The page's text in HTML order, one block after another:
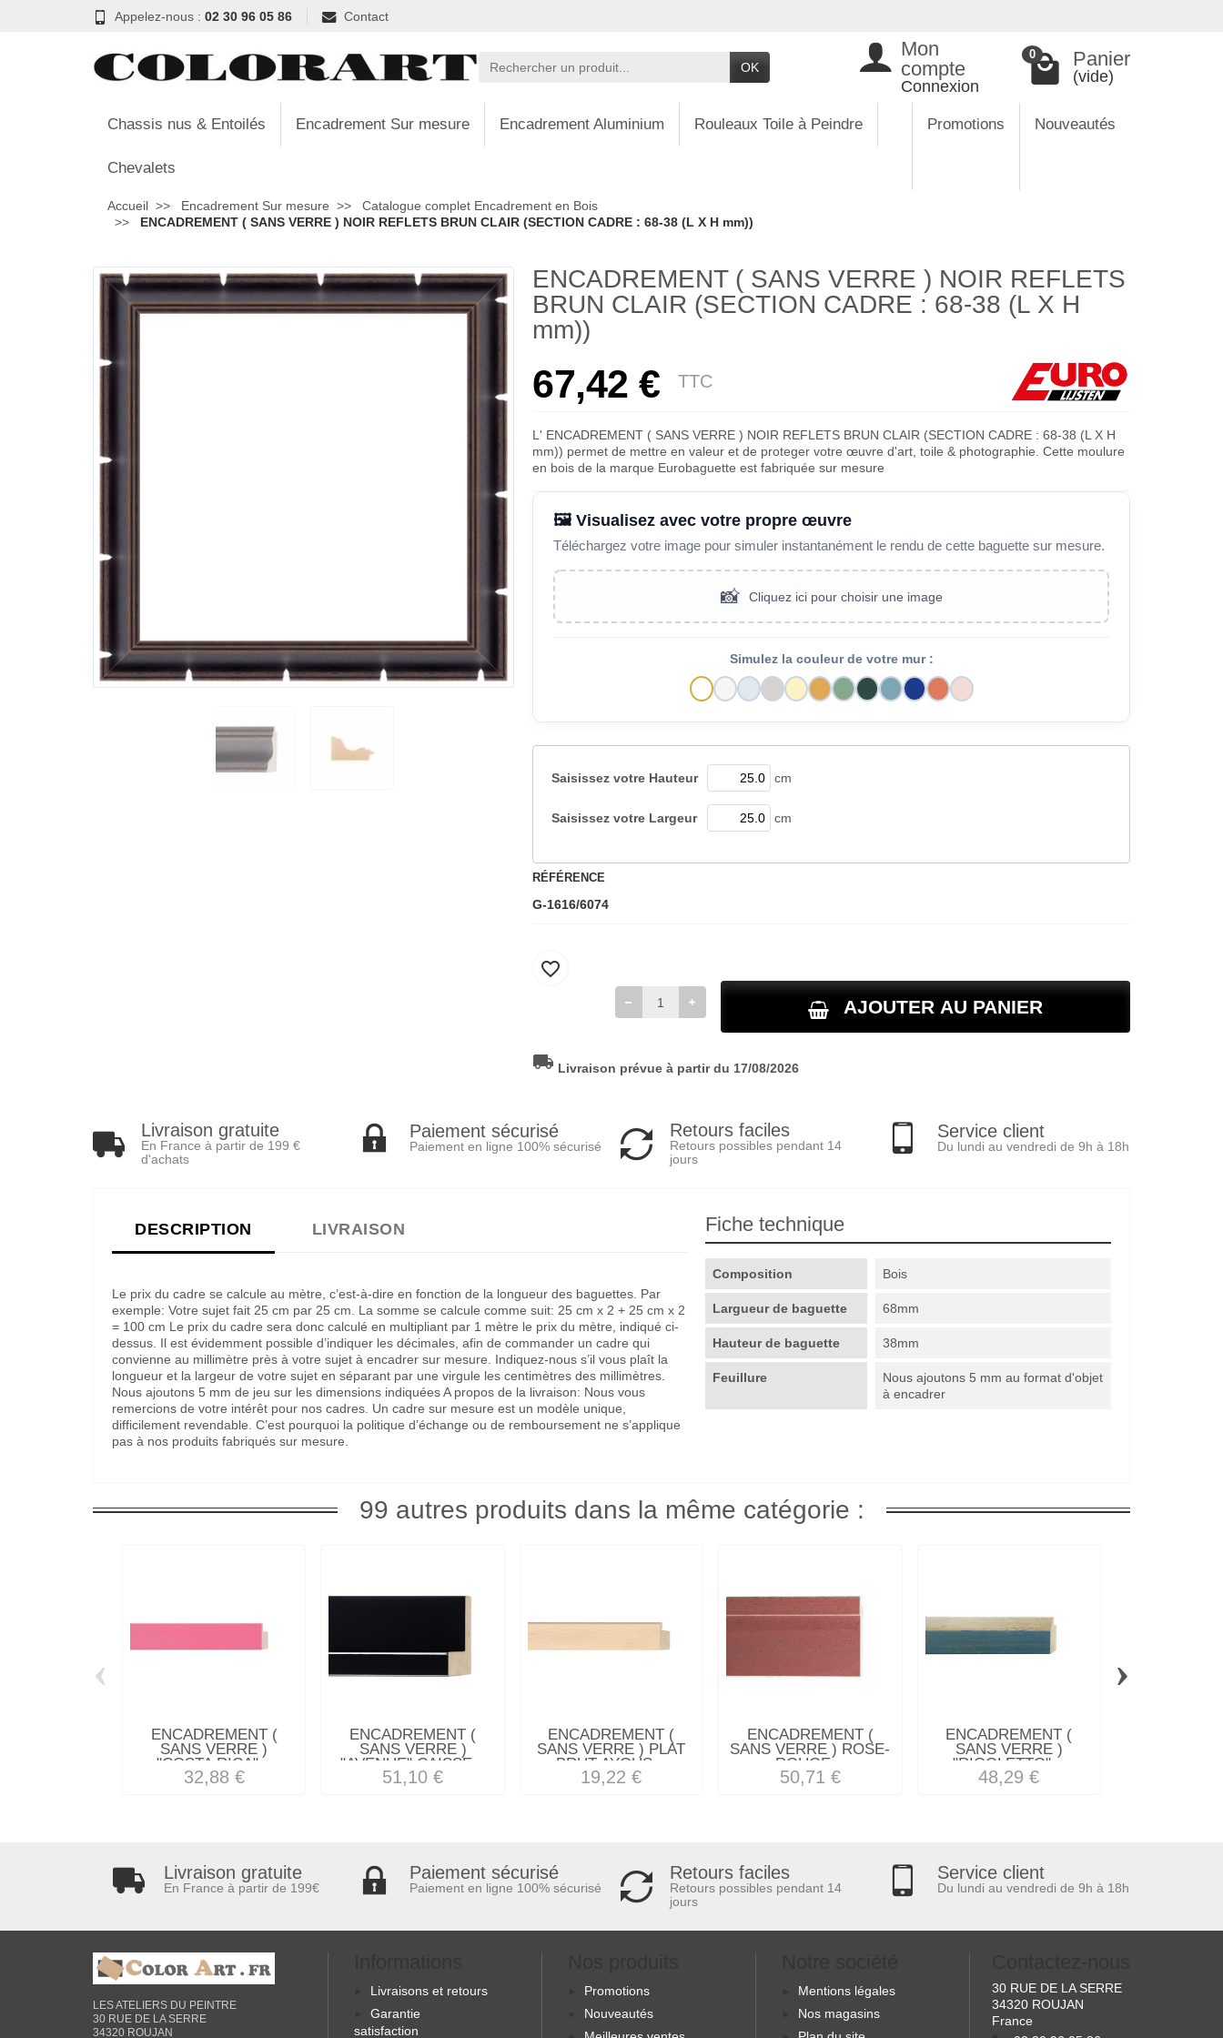
Appelez-nous : 02 30 96 05 86 Contact
OK
Mon
compte
Connexion
0 Panier
(vide)
Chassis nus & Entoilés Encadrement Sur mesure Encadrement Aluminium Rouleaux Toile à Peindre
Chevalets
Promotions Nouveautés
Accueil Encadrement Sur mesure
Catalogue complet Encadrement en Bois
ENCADREMENT ( SANS VERRE ) NOIR REFLETS BRUN CLAIR (SECTION CADRE : 68-38 (L X H mm))
ENCADREMENT ( SANS VERRE ) NOIR REFLETS
BRUN CLAIR (SECTION CADRE : 68-38 (L X H
mm))
67,42 € TTC
L' ENCADREMENT ( SANS VERRE ) NOIR REFLETS BRUN CLAIR (SECTION CADRE : 68-38 (L X H
mm)) permet de mettre en valeur et de proteger votre œuvre d'art, toile & photographie. Cette moulure
en bois de la marque Eurobaguette est fabriquée sur mesure
🖼️ Visualisez avec votre propre œuvre
Téléchargez votre image pour simuler instantanément le rendu de cette baguette sur mesure.
📸 Cliquez ici pour choisir une image
Simulez la couleur de votre mur :
Saisissez votre Hauteur cm
Saisissez votre Largeur cm
RÉFÉRENCE
G-1616/6074
AJOUTER AU PANIER
favorite_border
local_shipping Livraison prévue à partir du 17/08/2026
Livraison gratuite
En France à partir de 199 €
d'achats
Paiement sécurisé
Paiement en ligne 100% sécurisé
Retours faciles
Retours possibles pendant 14
jours
Service client
Du lundi au vendredi de 9h à 18h
DESCRIPTION LIVRAISON
Le prix du cadre se calcule au mètre, c’est-à-dire en fonction de la longueur des baguettes. Par
exemple: Votre sujet fait 25 cm par 25 cm. La somme se calcule comme suit: 25 cm x 2 + 25 cm x 2
= 100 cm Le prix du cadre sera donc calculé en multipliant par 1 mètre le prix du mètre, indiqué ci-
dessus. Il est évidemment possible d’indiquer les décimales, afin de commander un cadre qui
convienne au millimètre près à votre sujet à encadrer sur mesure. Indiquez-nous s’il vous plaît la
longueur et la largeur de votre sujet en séparant par une virgule les centimètres des millimètres.
Nous ajoutons 5 mm de jeu sur les dimensions indiquées A propos de la livraison: Nous vous
remercions de votre intérêt pour nos cadres. Un cadre sur mesure est un modèle unique,
difficilement revendable. C’est pourquoi la politique d’échange ou de remboursement ne s’applique
pas à nos produits fabriqués sur mesure.
Fiche technique
Composition Bois
Largueur de baguette 68mm
Hauteur de baguette 38mm
Feuillure
Nous ajoutons 5 mm au format d'objet
à encadrer
99 autres produits dans la même catégorie :
ENCADREMENT (
SANS VERRE )
"COSTA RICA"...
32,88 €
ENCADREMENT (
SANS VERRE )
"AVENUE" CAISSE...
51,10 €
ENCADREMENT (
SANS VERRE ) PLAT
BRUT AYOUS...
19,22 €
ENCADREMENT (
SANS VERRE ) ROSE-
ROUGE...
50,71 €
ENCADREMENT (
SANS VERRE )
"RIGOLETTO"...
48,29 €
‹ ›
Livraison gratuite
En France à partir de 199€
Paiement sécurisé
Paiement en ligne 100% sécurisé
Retours faciles
Retours possibles pendant 14
jours
Service client
Du lundi au vendredi de 9h à 18h
LES ATELIERS DU PEINTRE
30 RUE DE LA SERRE
34320 ROUJAN
Livraisons et retours
Garantie
satisfaction
Promotions
Nouveautés
Mentions légales
Nos magasins
30 RUE DE LA SERRE
34320 ROUJAN
France